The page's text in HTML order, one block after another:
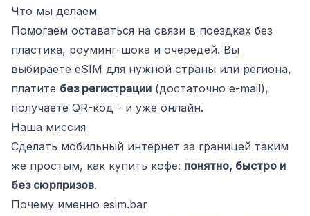
Что мы делаем
Помогаем оставаться на связи в поездках без
пластика, роуминг-шока и очередей. Вы
выбираете eSIM для нужной страны или региона,
платите без регистрации (достаточно e-mail),
получаете QR-код - и уже онлайн.
Наша миссия
Сделать мобильный интернет за границей таким
же простым, как купить кофе: понятно, быстро и
без сюрпризов.
Почему именно esim.bar